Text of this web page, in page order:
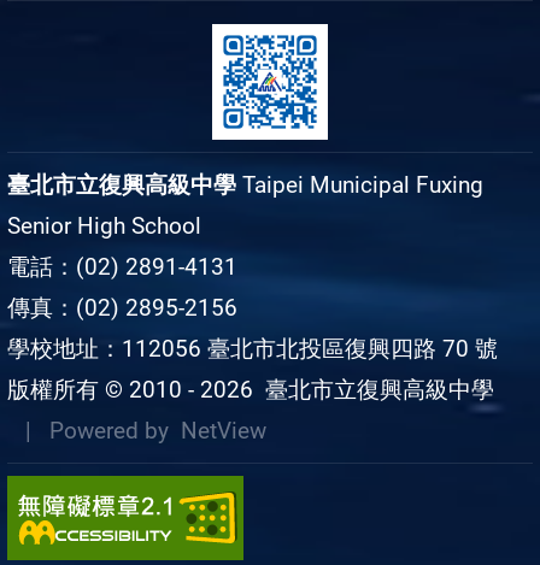
臺北市立復興高級中學 Taipei Municipal Fuxing
Senior High School
電話：(02) 2891-4131
傳真：(02) 2895-2156
學校地址：112056 臺北市北投區復興四路 70 號
版權所有 © 2010 - 2026 臺北市立復興高級中學
| Powered by NetView